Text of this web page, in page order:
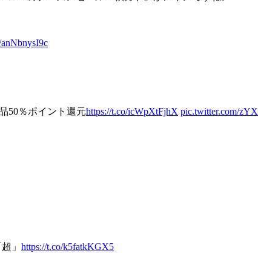
50％ポイント還元https://t.co/icWpXtFjhX pic.twitter.com/
」 https://t.co/k5fatkKGX5